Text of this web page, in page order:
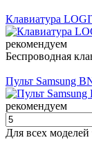
Клавиатура
рекомендуем
Беспроводная
Пульт Samsung
рекомендуем
Для всех моделей